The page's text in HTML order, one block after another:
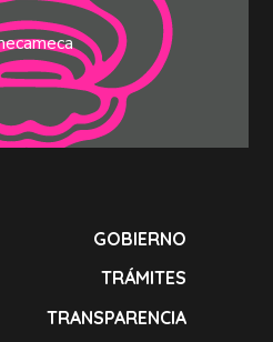
GOBIERNO
TRÁMITES
TRANSPARENCIA